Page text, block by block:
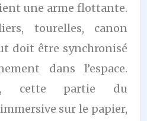
une arme flottante.
tourelles, canon
doit être synchronisé
dans l’espace.
cette partie du
sur le papier,